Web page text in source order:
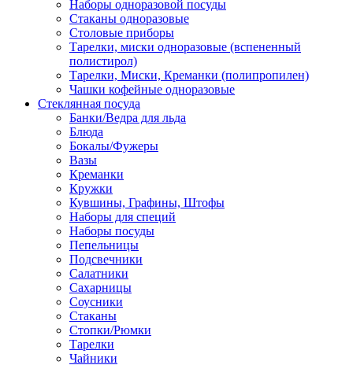
Наборы одноразовой посуды
Стаканы одноразовые
Столовые приборы
Тарелки, миски одноразовые (вспененный
полистирол)
Тарелки, Миски, Креманки (полипропилен)
Чашки кофейные одноразовые
Стеклянная посуда
Банки/Ведра для льда
Блюда
Бокалы/Фужеры
Вазы
Креманки
Кружки
Кувшины, Графины, Штофы
Наборы для специй
Наборы посуды
Пепельницы
Подсвечники
Салатники
Сахарницы
Соусники
Стаканы
Стопки/Рюмки
Тарелки
Чайники